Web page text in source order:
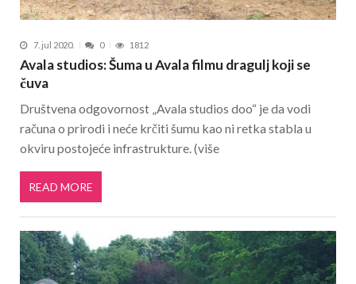
7. jul 2020. 0 1812
Avala studios: Šuma u Avala filmu dragulj koji se
čuva
Društvena odgovornost „Avala studios doo“ je da vodi
računa o prirodi i neće krčiti šumu kao ni retka stabla u
okviru postojeće infrastrukture. (više
READ MORE